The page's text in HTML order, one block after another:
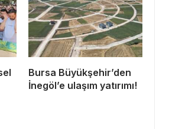
Bursa Büyükşehir’den
İnegöl’e ulaşım yatırımı!